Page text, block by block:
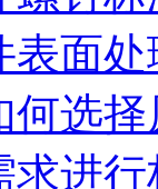
表面
何选
求进